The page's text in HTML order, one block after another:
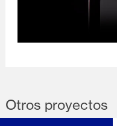
Otros proyectos